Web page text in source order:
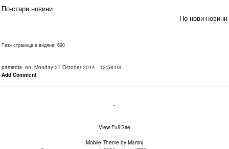
По-стари новини
По-нови новини
Тази страница е видяна: 690
pamedia on Monday 27 October 2014 - 12:58:03
Add Comment
.
View Full Site
Mobile Theme by Martinj